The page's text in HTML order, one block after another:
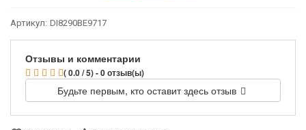
Артикул: DI8290BE9717
Отзывы и комментарии
( 0.0 / 5) - 0 отзыв(ы)
Будьте первым, кто оставит здесь отзыв